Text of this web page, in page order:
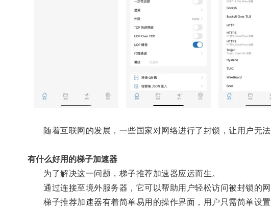
随着互联网的发展，一些国家对网络进行了封锁，让用户无法
有什么好用的梯子加速器
为了解决这一问题，梯子推荐加速器应运而生。
通过连接至境外服务器，它可以帮助用户轻松访问被封锁的网
梯子推荐加速器有着简单易用的操作界面，用户只需简单设置